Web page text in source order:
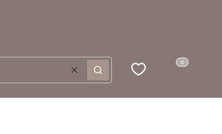
WyczyśćSzukaj
Ulubione Produkty w
Koszyk